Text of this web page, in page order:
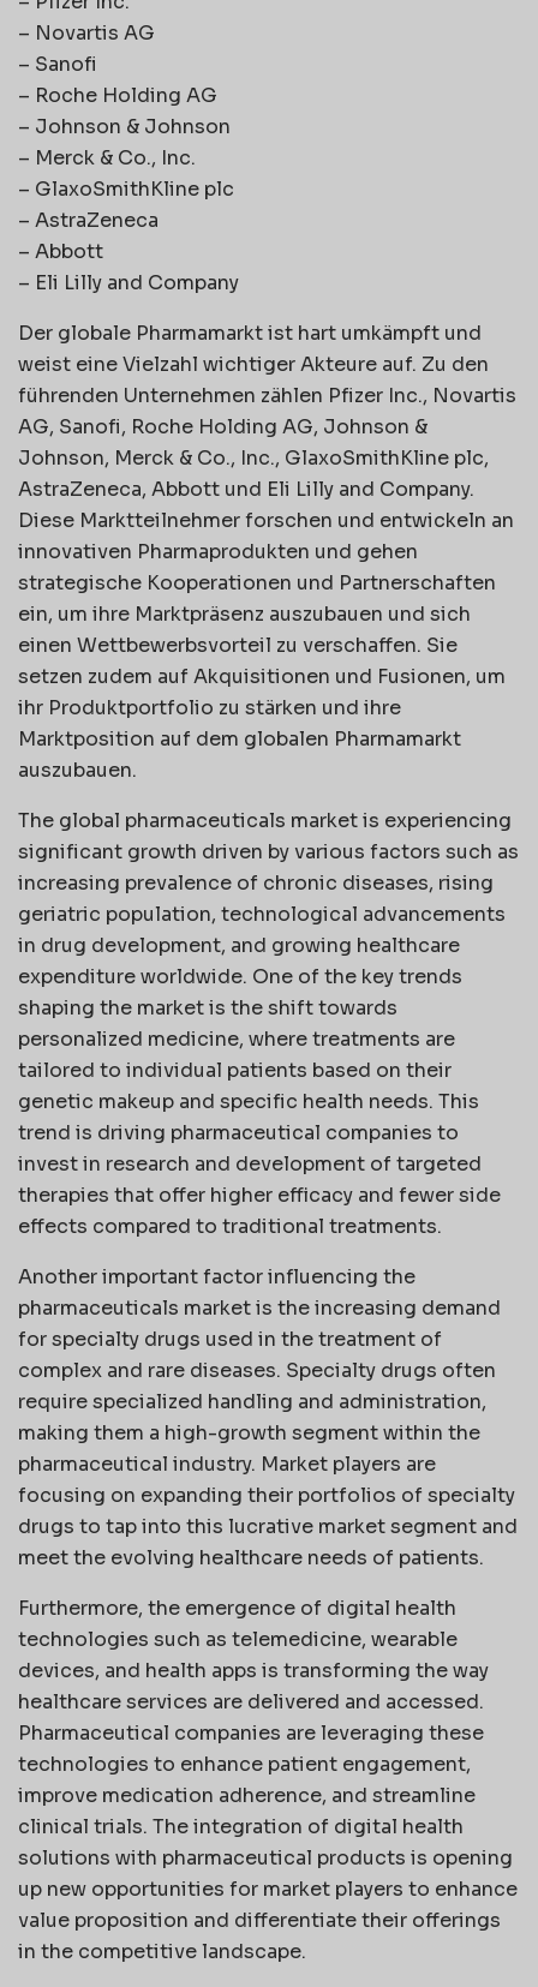
– Novartis AG
– Sanofi
– Roche Holding AG
– Johnson & Johnson
– Merck & Co., Inc.
– GlaxoSmithKline plc
– AstraZeneca
– Abbott
– Eli Lilly and Company
Der globale Pharmamarkt ist hart umkämpft und
weist eine Vielzahl wichtiger Akteure auf. Zu den
führenden Unternehmen zählen Pfizer Inc., Novartis
AG, Sanofi, Roche Holding AG, Johnson &
Johnson, Merck & Co., Inc., GlaxoSmithKline plc,
AstraZeneca, Abbott und Eli Lilly and Company.
Diese Marktteilnehmer forschen und entwickeln an
innovativen Pharmaprodukten und gehen
strategische Kooperationen und Partnerschaften
ein, um ihre Marktpräsenz auszubauen und sich
einen Wettbewerbsvorteil zu verschaffen. Sie
setzen zudem auf Akquisitionen und Fusionen, um
ihr Produktportfolio zu stärken und ihre
Marktposition auf dem globalen Pharmamarkt
auszubauen.
The global pharmaceuticals market is experiencing
significant growth driven by various factors such as
increasing prevalence of chronic diseases, rising
geriatric population, technological advancements
in drug development, and growing healthcare
expenditure worldwide. One of the key trends
shaping the market is the shift towards
personalized medicine, where treatments are
tailored to individual patients based on their
genetic makeup and specific health needs. This
trend is driving pharmaceutical companies to
invest in research and development of targeted
therapies that offer higher efficacy and fewer side
effects compared to traditional treatments.
Another important factor influencing the
pharmaceuticals market is the increasing demand
for specialty drugs used in the treatment of
complex and rare diseases. Specialty drugs often
require specialized handling and administration,
making them a high-growth segment within the
pharmaceutical industry. Market players are
focusing on expanding their portfolios of specialty
drugs to tap into this lucrative market segment and
meet the evolving healthcare needs of patients.
Furthermore, the emergence of digital health
technologies such as telemedicine, wearable
devices, and health apps is transforming the way
healthcare services are delivered and accessed.
Pharmaceutical companies are leveraging these
technologies to enhance patient engagement,
improve medication adherence, and streamline
clinical trials. The integration of digital health
solutions with pharmaceutical products is opening
up new opportunities for market players to enhance
value proposition and differentiate their offerings
in the competitive landscape.